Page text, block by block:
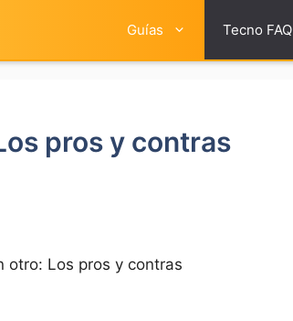
Guías Tecno FAQ
pros y contras
otro: Los pros y contras